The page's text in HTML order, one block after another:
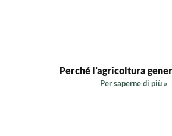
Perché l’agricoltura
Per saperne di più »